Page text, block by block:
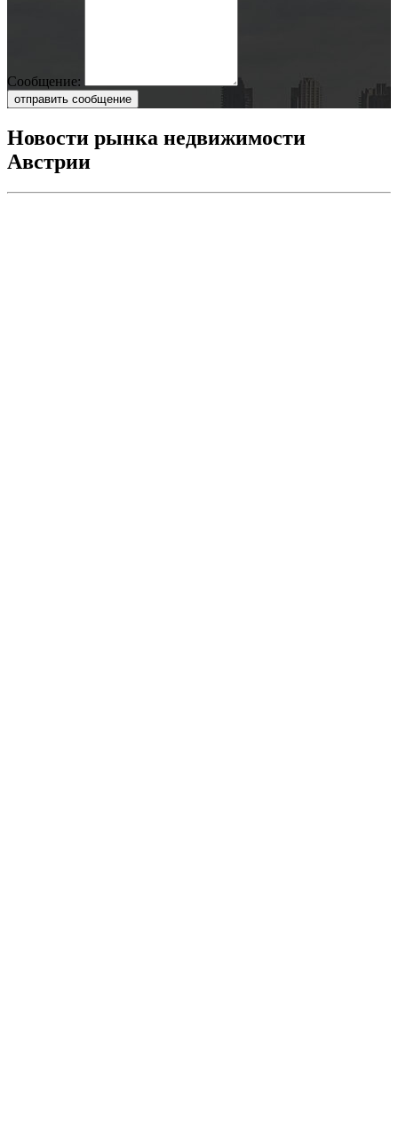
Сообщение:
отправить сообщение
Новости рынка недвижимости
Австрии